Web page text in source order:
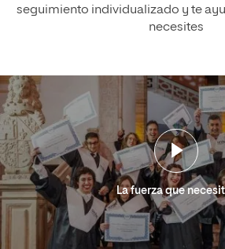
seguimiento individualizado y te
necesites
La fuerza que